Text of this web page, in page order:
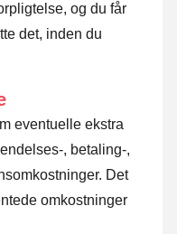
og du får
det, inden du
eventuelle ekstra
, betaling-,
Det
omkostninger